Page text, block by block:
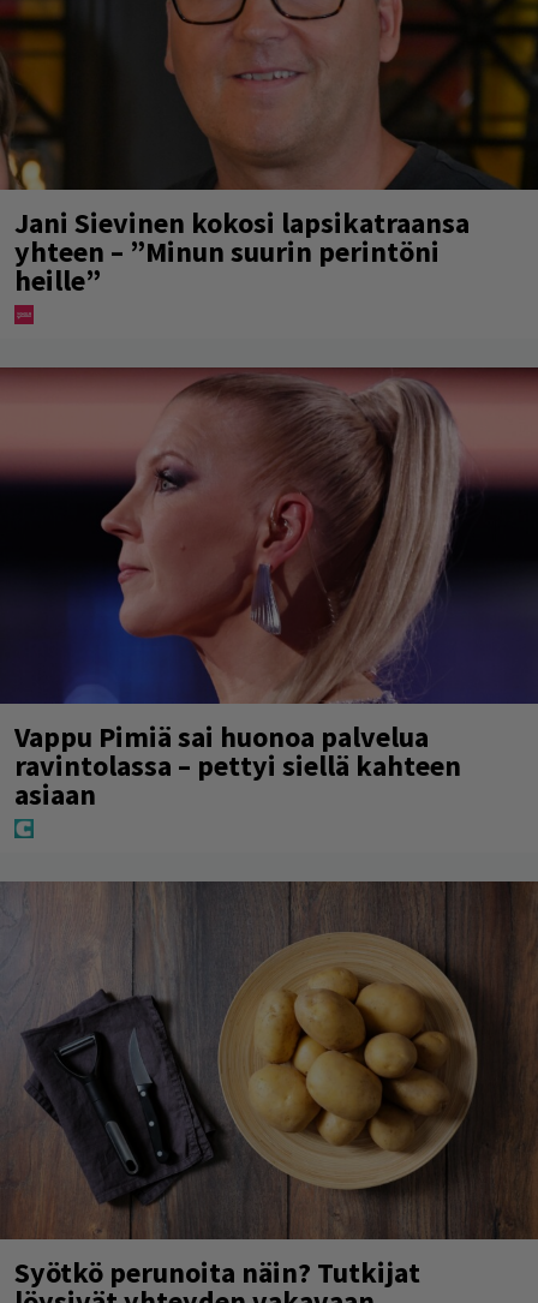
Jani Sievinen kokosi lapsikatraansa
yhteen – ”Minun suurin perintöni
heille”
Vappu Pimiä sai huonoa palvelua
ravintolassa – pettyi siellä kahteen
asiaan
Syötkö perunoita näin? Tutkijat